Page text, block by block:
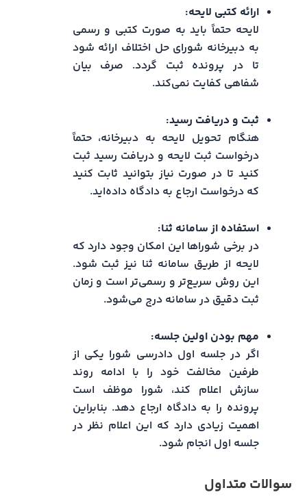
ارائه کتبی لایحه:
لایحه حتماً باید به صورت کتبی و رسمی
به دبیرخانه شورای حل اختلاف ارائه شود
تا در پرونده ثبت گردد. صرف بیان
شفاهی کفایت نمی‌کند.
ثبت و دریافت رسید:
هنگام تحویل لایحه به دبیرخانه، حتماً
درخواست ثبت لایحه و دریافت رسید ثبت
کنید تا در صورت نیاز بتوانید ثابت کنید
که درخواست ارجاع به دادگاه داده‌اید.
استفاده از سامانه ثنا:
در برخی شوراها این امکان وجود دارد که
لایحه از طریق سامانه ثنا نیز ثبت شود.
این روش سریع‌تر و رسمی‌تر است و زمان
ثبت دقیق در سامانه درج می‌شود.
مهم بودن اولین جلسه:
اگر در جلسه اول دادرسی شورا یکی از
طرفین مخالفت خود را با ادامه روند
سازش اعلام کند، شورا موظف است
پرونده را به دادگاه ارجاع دهد. بنابراین
اهمیت زیادی دارد که این اعلام نظر در
جلسه اول انجام شود.
سوالات متداول